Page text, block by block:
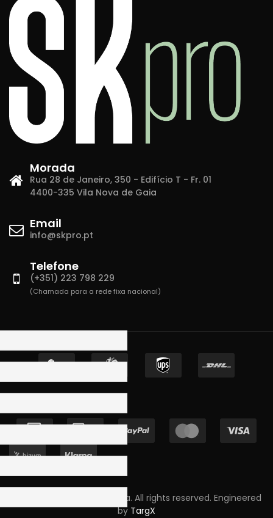
Morada
Rua 28 de Janeiro, 350 - Edifício T - Fr. 01
4400-335 Vila Nova de Gaia
Email
info@skpro.pt
Telefone
(+351) 223 798 229
(Chamada para a rede fixa nacional)
Copyright © 2023 Skpro, Lda. All rights reserved. Engineered
by TargX